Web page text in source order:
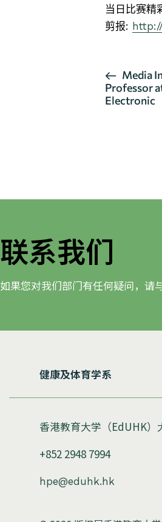
当日比赛精
剪报:
Media
Professor
Electronic
联系我们
如果您对我们部门有任何疑问，请
健康及体育学系
香港教育大学（EdUHK）
+852 2948 7994
hpe@eduhk.hk